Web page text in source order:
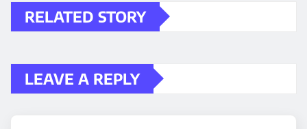
RELATED STORY
LEAVE A REPLY